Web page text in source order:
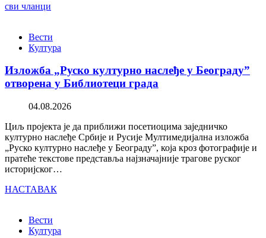
сви чланци
Вести
Култура
Изложба „Руско културно наслеђе у Београду”
отворена у Библиотеци града
04.08.2026
Циљ пројекта је да приближи посетиоцима заједничко
културно наслеђе Србије и Русије Мултимедијална изложба
„Руско културно наслеђе у Београду”, која кроз фотографије и
пратеће текстове представља најзначајније трагове руског
историјског…
НАСТАВАК
Вести
Култура